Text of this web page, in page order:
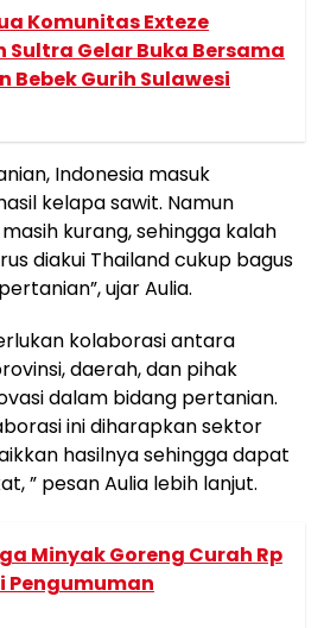
Komunitas Exteze
Sultra Gelar Buka Bersama
Bebek Gurih Sulawesi
Indonesia masuk
kelapa sawit. Namun
kurang, sehingga kalah
diakui Thailand cukup bagus
ujar Aulia.
kolaborasi antara
daerah, dan pihak
dalam bidang pertanian.
ini diharapkan sektor
hasilnya sehingga dapat
” pesan Aulia lebih lanjut.
Minyak Goreng Curah Rp
Pengumuman